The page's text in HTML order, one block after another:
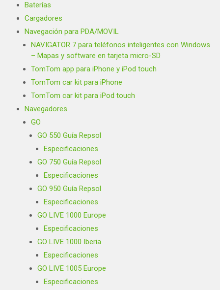
Baterías
Cargadores
Navegación para PDA/MOVIL
NAVIGATOR 7 para teléfonos inteligentes con Windows
– Mapas y software en tarjeta micro-SD
TomTom app para iPhone y iPod touch
TomTom car kit para iPhone
TomTom car kit para iPod touch
Navegadores
GO
GO 550 Guía Repsol
Especificaciones
GO 750 Guía Repsol
Especificaciones
GO 950 Guía Repsol
Especificaciones
GO LIVE 1000 Europe
Especificaciones
GO LIVE 1000 Iberia
Especificaciones
GO LIVE 1005 Europe
Especificaciones